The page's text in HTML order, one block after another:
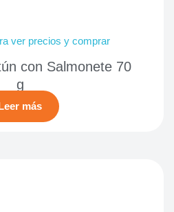
ver precios y comprar
con Salmonete 70
g
Leer más